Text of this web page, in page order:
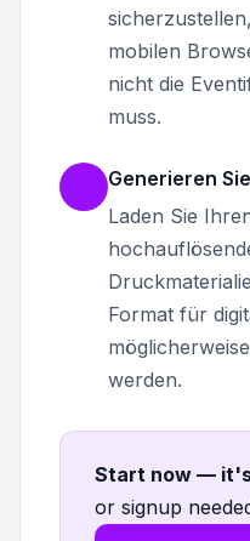
mobilen
nicht die
muss.
Generieren
Laden Sie
Format für
werden.
Start now —
or signup